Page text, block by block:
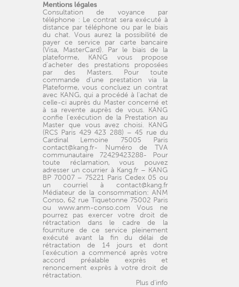
Mentions légales
Consultation de voyance par
téléphone : Le contrat sera exécuté à
distance par téléphone ou par le biais
du chat. Vous aurez la possibilité de
payer ce service par carte bancaire
(Visa, MasterCard). Par le biais de la
plateforme, KANG vous propose
d'acheter des prestations proposées
par des Masters. Pour toute
commande d'une prestation via la
Plateforme, vous concluez un contrat
avec KANG, qui a procédé à l'achat de
celle-ci auprès du Master concerné et
à sa revente auprès de vous. KANG
confie l'exécution de la Prestation au
Master que vous avez choisi. KANG
(RCS Paris 429 423 288) – 45 rue du
Cardinal Lemoine 75005 Paris
contact@kang.fr- Numéro de TVA
communautaire 72429423288- Pour
toute réclamation, vous pouvez
adresser un courrier à Kang.fr – KANG
BP 70007 – 75221 Paris Cedex 05 ou
un courriel à contact@kang.fr
Médiateur de la consommation: ANM
Conso, 62 rue Tiquetonne 75002 Paris
ou www.anm-conso.com Vous ne
pourrez pas exercer votre droit de
rétractation dans le cadre de la
fourniture de ce service pleinement
exécuté avant la fin du délai de
rétractation de 14 jours et dont
l’exécution a commencé après votre
accord préalable exprès et
renoncement exprès à votre droit de
rétractation.
Plus d'info